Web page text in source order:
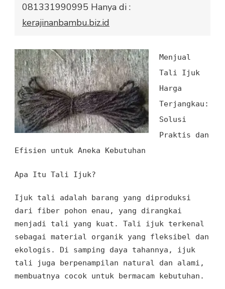
081331990995 Hanya di :
kerajinanbambu.biz.id
Menjual
Tali Ijuk
Harga
Terjangkau:
Solusi
Praktis dan
Efisien untuk Aneka Kebutuhan
Apa Itu Tali Ijuk?
Ijuk tali adalah barang yang diproduksi
dari fiber pohon enau , yang dirangkai
menjadi tali yang kuat . Tali ijuk terkenal
sebagai material organik yang fleksibel dan
ekologis . Di samping daya tahannya, ijuk
tali juga berpenampilan natural dan alami ,
membuatnya cocok untuk bermacam kebutuhan .